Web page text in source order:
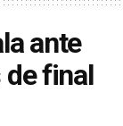
ante
de final